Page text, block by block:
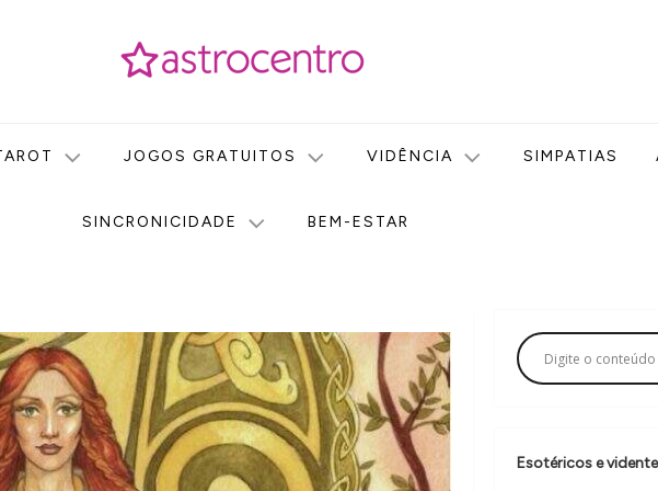
JOGOS GRATUITOS VIDÊNCIA SIMPATIAS
SINCRONICIDADE BEM-ESTAR
Esotéricos e